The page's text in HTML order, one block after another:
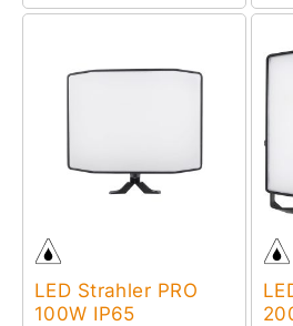
LED Strahler PRO
100W IP65